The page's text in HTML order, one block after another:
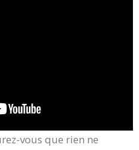
vous que rien ne